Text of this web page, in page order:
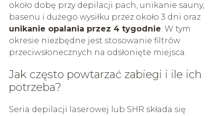
około dobę przy depilacji pach, unikanie sauny,
basenu i dużego wysiłku przez około 3 dni oraz
unikanie opalania przez 4 tygodnie. W tym
okresie niezbędne jest stosowanie filtrów
przeciwsłonecznych na odsłonięte miejsca.
Jak często powtarzać zabiegi i ile ich
potrzeba?
Seria depilacji laserowej lub SHR składa się